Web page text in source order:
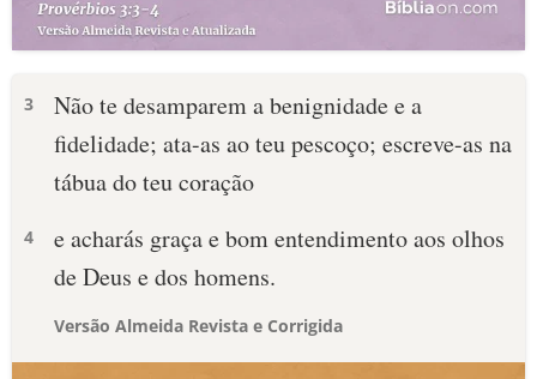
3
Não te desamparem a benignidade e a
fidelidade; ata-as ao teu pescoço; escreve-as na
tábua do teu coração
4
e acharás graça e bom entendimento aos olhos
de Deus e dos homens.
Versão Almeida Revista e Corrigida